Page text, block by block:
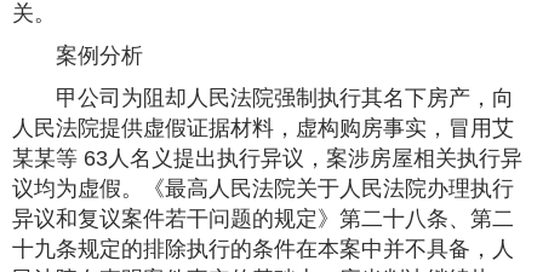
关。
案例分析
甲公司为阻却人民法院强制执行其名下房产，向
人民法院提供虚假证据材料，虚构购房事实，冒用艾
某某等 63人名义提出执行异议，案涉房屋相关执行异
议均为虚假。《最高人民法院关于人民法院办理执行
异议和复议案件若干问题的规定》第二十八条、第二
十九条规定的排除执行的条件在本案中并不具备，人